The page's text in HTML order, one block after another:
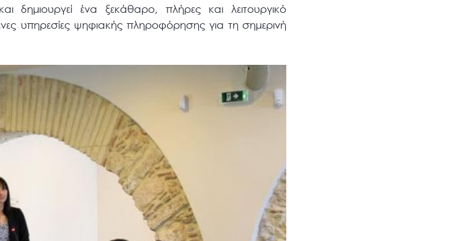
δημιουργεί ένα ξεκάθαρο, πλήρες και λειτουργικό
υπηρεσίες ψηφιακής πληροφόρησης για τη σημερινή